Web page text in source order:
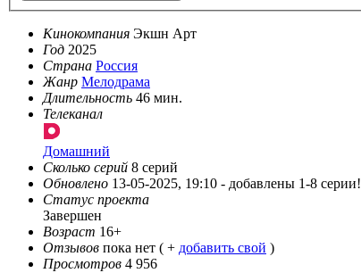
Кинокомпания Экшн Арт
Год 2025
Страна Россия
Жанр Мелодрама
Длительность 46 мин.
Телеканал
Домашний
Сколько серий 8 серий
Обновлено 13-05-2025, 19:10 - добавлены 1-8 серии!
Статус проекта
Завершен
Возраст 16+
Отзывов пока нет ( + добавить свой )
Просмотров 4 956